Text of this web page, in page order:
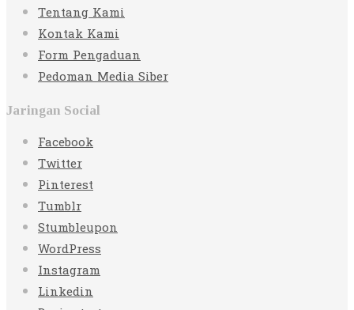
Tentang Kami
Kontak Kami
Form Pengaduan
Pedoman Media Siber
Jaringan Social
Facebook
Twitter
Pinterest
Tumblr
Stumbleupon
WordPress
Instagram
Linkedin